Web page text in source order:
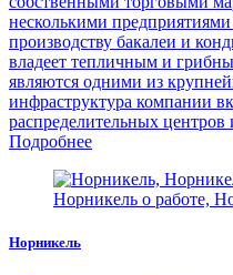
несколькими
производству бакалеи и
владеет тепличным и
являются одними из
инфраструктура компании
распределительных
Подробнее
Норникель